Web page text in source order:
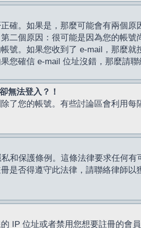
確。如果是，那麼可能會有兩個
二個原因：很可能是因為您的帳
號。如果您收到了 e-mail，那麼
您確信 e-mail 位址沒錯，那麼請聯
無法登入？！
了您的帳號。有些討論區會利用
和保護條例。這條法律要求任何
是否得遵守此法律，請聯絡律師
IP 位址或者禁用您想要註冊的會